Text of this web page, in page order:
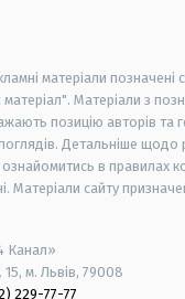
матеріали
Матеріали з
позицію авторів та
поглядів. Детальніше
в правилах
Матеріали сайту
Канал»
м. Львів, 79008
229-77-77